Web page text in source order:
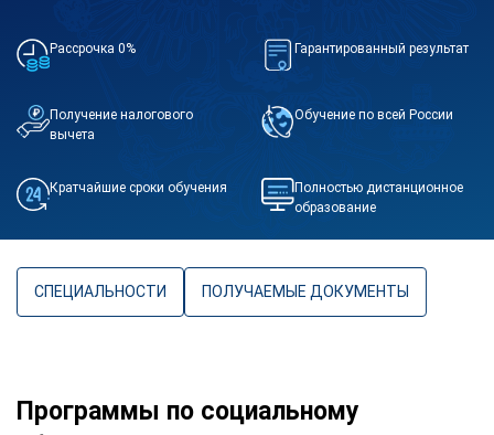
Рассрочка 0% Гарантированный результат
Получение налогового
вычета
Обучение по всей России
Кратчайшие сроки обучения
Полностью дистанционное
образование
СПЕЦИАЛЬНОСТИ ПОЛУЧАЕМЫЕ ДОКУМЕНТЫ
Программы по социальному